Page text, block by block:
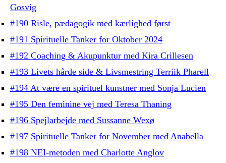
Gosvig
#190 Risle, pædagogik med kærlighed først
#191 Spirituelle Tanker for Oktober 2024
#192 Coaching & Akupunktur med Kira Crillesen
#193 Livets hårde side & Livsmestring Terriik Pharell
#194 At være en spirituel kunstner med Sonja Lucien
#195 Den feminine vej med Teresa Thaning
#196 Spejlarbejde med Sussanne Wexø
#197 Spirituelle Tanker for November med Anabella
#198 NEI-metoden med Charlotte Anglov